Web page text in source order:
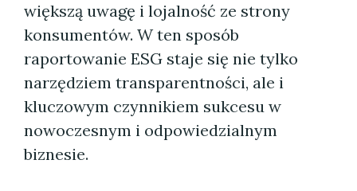
większą uwagę i lojalność ze strony
konsumentów. W ten sposób
raportowanie ESG staje się nie tylko
narzędziem transparentności, ale i
kluczowym czynnikiem sukcesu w
nowoczesnym i odpowiedzialnym
biznesie.